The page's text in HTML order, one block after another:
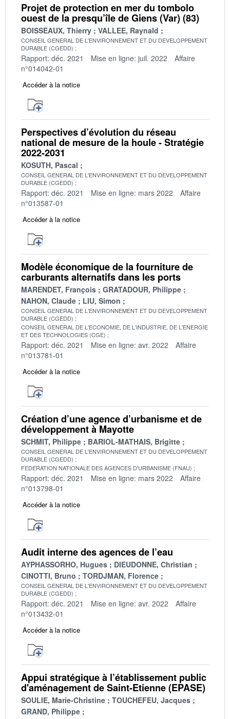
Projet de protection en mer du tombolo
ouest de la presqu’île de Giens (Var) (83)
BOISSEAUX, Thierry VALLEE, Raynald
CONSEIL GENERAL DE L'ENVIRONNEMENT ET DU DEVELOPPEMENT
DURABLE (CGEDD)
Rapport: déc. 2021 Mise en ligne: juil. 2022
Affaire
n°014042-01
Accéder à la notice
Perspectives d’évolution du réseau
national de mesure de la houle - Stratégie
2022-2031
KOSUTH, Pascal
CONSEIL GENERAL DE L'ENVIRONNEMENT ET DU DEVELOPPEMENT
DURABLE (CGEDD)
Rapport: déc. 2021 Mise en ligne: mars 2022
Affaire
n°013587-01
Accéder à la notice
Modèle économique de la fourniture de
carburants alternatifs dans les ports
MARENDET, François
GRATADOUR, Philippe
NAHON, Claude
LIU, Simon
CONSEIL GENERAL DE L'ENVIRONNEMENT ET DU DEVELOPPEMENT
DURABLE (CGEDD)
CONSEIL GENERAL DE L'ECONOMIE, DE L'INDUSTRIE, DE L'ENERGIE
ET DES TECHNOLOGIES (CGE)
Rapport: déc. 2021 Mise en ligne: avr. 2022
Affaire
n°013781-01
Accéder à la notice
Création d’une agence d’urbanisme et de
développement à Mayotte
SCHMIT, Philippe BARIOL-MATHAIS, Brigitte
CONSEIL GENERAL DE L'ENVIRONNEMENT ET DU DEVELOPPEMENT
DURABLE (CGEDD)
FEDERATION NATIONALE DES AGENCES D'URBANISME (FNAU)
Rapport: déc. 2021 Mise en ligne: mars 2022
Affaire
n°013798-01
Accéder à la notice
Audit interne des agences de l’eau
AYPHASSORHO, Hugues
DIEUDONNE, Christian
CINOTTI, Bruno
TORDJMAN, Florence
CONSEIL GENERAL DE L'ENVIRONNEMENT ET DU DEVELOPPEMENT
DURABLE (CGEDD)
Rapport: déc. 2021 Mise en ligne: avr. 2022
Affaire
n°013432-01
Accéder à la notice
Appui stratégique à l’établissement public
d'aménagement de Saint-Etienne (EPASE)
SOULIE, Marie-Christine
TOUCHEFEU, Jacques
GRAND, Philippe